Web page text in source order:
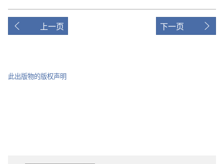
上一页 下一页
此出版物的版权声明